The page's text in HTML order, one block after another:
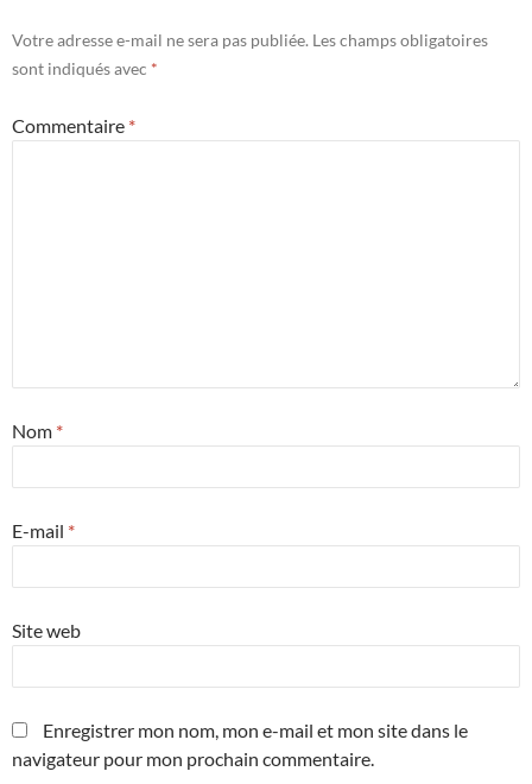
Votre adresse e-mail ne sera pas publiée. Les champs obligatoires
sont indiqués avec *
Commentaire *
Nom *
E-mail *
Site web
Enregistrer mon nom, mon e-mail et mon site dans le
navigateur pour mon prochain commentaire.